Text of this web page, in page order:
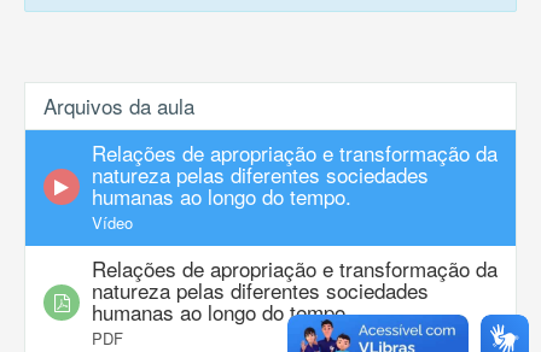
Arquivos da aula
Relações de apropriação e transformação da
natureza pelas diferentes sociedades
humanas ao longo do tempo.
Vídeo
Relações de apropriação e transformação da
natureza pelas diferentes sociedades
humanas ao longo do tempo.
PDF